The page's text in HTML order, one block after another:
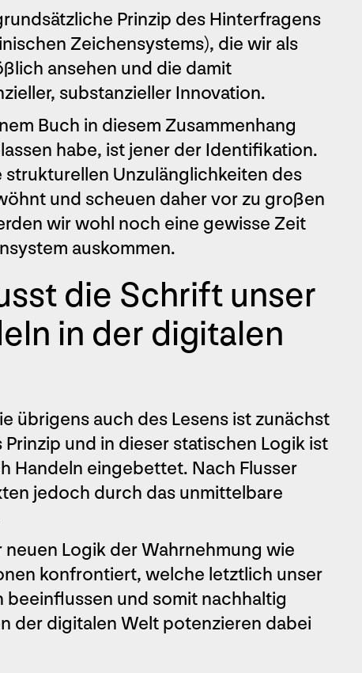
Prinzip des Hinterfragens
Zeichensystems), die wir als
ansehen und die damit
substanzieller Innovation.
Buch in diesem Zusammenhang
habe, ist jener der Identifikation.
Unzulänglichkeiten des
und scheuen daher vor zu großen
wir wohl noch eine gewisse Zeit
auskommen.
die Schrift unser
in der digitalen
übrigens auch des Lesens ist zunächst
und in dieser statischen Logik ist
Handeln eingebettet. Nach Flusser
jedoch durch das unmittelbare
Logik der Wahrnehmung wie
konfrontiert, welche letztlich unser
und somit nachhaltig
der digitalen Welt potenzieren dabei